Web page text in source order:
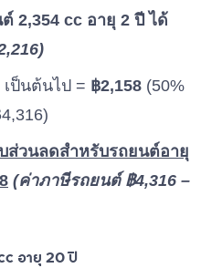
2,354 cc อายุ 2 ปี ได้
ป็นต้นไป = ฿2,158 (50%
ส่วนลดสำหรับรถยนต์อายุ
(ค่าภาษีรถยนต์ ฿4,316 –
อายุ 20 ปี